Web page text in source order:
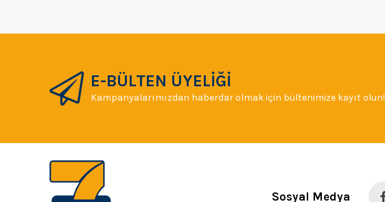
E-BÜLTEN ÜYELİĞİ
Kampanyalarımızdan haberdar olmak için bültenimize kayıt olun!
Sosyal Medya